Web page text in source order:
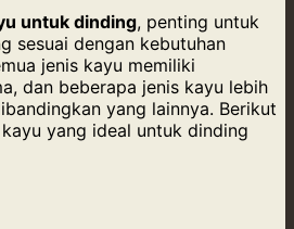
untuk dinding, penting untuk
sesuai dengan kebutuhan
jenis kayu memiliki
dan beberapa jenis kayu lebih
yang lainnya. Berikut
yang ideal untuk dinding